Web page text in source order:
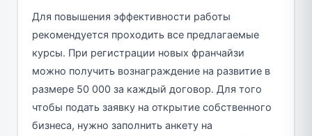
Для повышения эффективности работы
рекомендуется проходить все предлагаемые
курсы. При регистрации новых франчайзи
можно получить вознаграждение на развитие в
размере 50 000 за каждый договор. Для того
чтобы подать заявку на открытие собственного
бизнеса, нужно заполнить анкету на